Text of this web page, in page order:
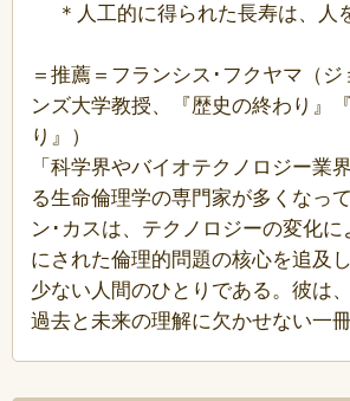
＊人工的に得られた長寿は、人
＝推薦＝フランシス･フクヤマ（ジ
ンズ大学教授、『歴史の終わり』
り』）
「科学界やバイオテクノロジー業
る生命倫理学の専門家が多くなっ
ン･カスは、テクノロジーの変化に
にされた倫理的問題の核心を追及
少ない人間のひとりである。彼は
過去と未来の理解に欠かせない一冊